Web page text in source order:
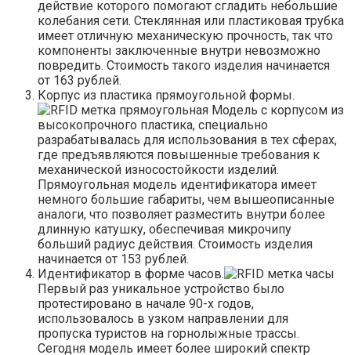
действие которого помогают сгладить небольшие
колебания сети. Стеклянная или пластиковая трубка
имеет отличную механическую прочность, так что
компоненты заключенные внутри невозможно
повредить. Стоимость такого изделия начинается
от 163 рублей.
Корпус из пластика прямоугольной формы.
Модель с корпусом из
высокопрочного пластика, специально
разрабатывалась для использования в тех сферах,
где предъявляются повышенные требования к
механической износостойкости изделий.
Прямоугольная модель идентификатора имеет
немного большие габариты, чем вышеописанные
аналоги, что позволяет разместить внутри более
длинную катушку, обеспечивая микрочипу
больший радиус действия. Стоимость изделия
начинается от 153 рублей.
Идентификатор в форме часов.
Первый раз уникальное устройство было
протестировано в начале 90-х годов,
использовалось в узком направлении для
пропуска туристов на горнолыжные трассы.
Сегодня модель имеет более широкий спектр